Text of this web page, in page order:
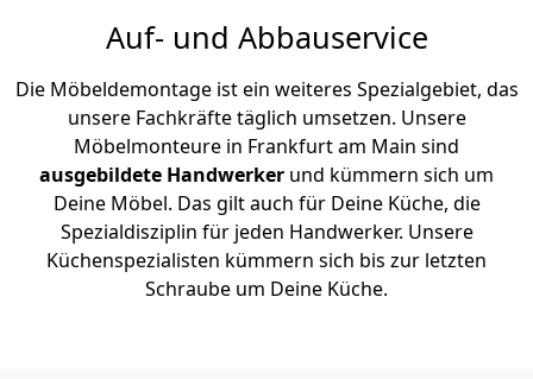
Auf- und Abbauservice
Die Möbeldemontage ist ein weiteres Spezialgebiet, das
unsere Fachkräfte täglich umsetzen. Unsere
Möbelmonteure in Frankfurt am Main sind
ausgebildete Handwerker und kümmern sich um
Deine Möbel. Das gilt auch für Deine Küche, die
Spezialdisziplin für jeden Handwerker. Unsere
Küchenspezialisten kümmern sich bis zur letzten
Schraube um Deine Küche.